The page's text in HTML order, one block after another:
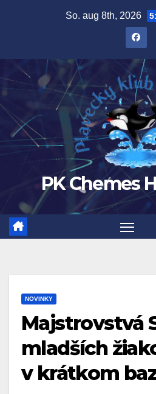
So. aug 8th, 2026
PK Chemes
NOVINKY
Majstrovstvá
mladších
v krátkom